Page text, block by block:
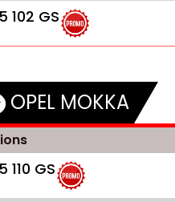
102 GS
OPEL MOKKA
110 GS